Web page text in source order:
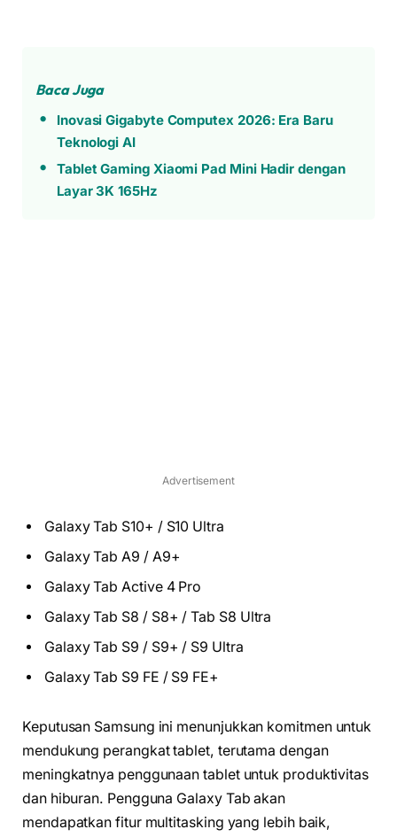
Baca Juga
Inovasi Gigabyte Computex 2026: Era Baru
Teknologi AI
Tablet Gaming Xiaomi Pad Mini Hadir dengan
Layar 3K 165Hz
Advertisement
Galaxy Tab S10+ / S10 Ultra
Galaxy Tab A9 / A9+
Galaxy Tab Active 4 Pro
Galaxy Tab S8 / S8+ / Tab S8 Ultra
Galaxy Tab S9 / S9+ / S9 Ultra
Galaxy Tab S9 FE / S9 FE+
Keputusan Samsung ini menunjukkan komitmen untuk
mendukung perangkat tablet, terutama dengan
meningkatnya penggunaan tablet untuk produktivitas
dan hiburan. Pengguna Galaxy Tab akan
mendapatkan fitur multitasking yang lebih baik,